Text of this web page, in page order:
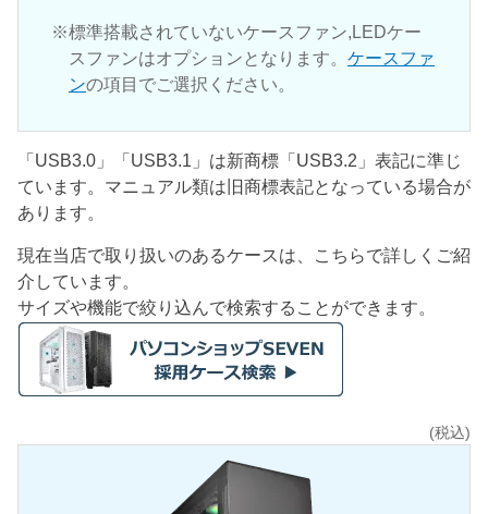
標準搭載されていないケースファン,LEDケー
スファンはオプションとなります。 ケースファ
ンの項目でご選択ください。
「USB3.0」「USB3.1」は新商標「USB3.2」表記に準じ
ています。マニュアル類は旧商標表記となっている場合が
あります。
現在当店で取り扱いのあるケースは、こちらで詳しくご紹
介しています。
サイズや機能で絞り込んで検索することができます。
(税込)